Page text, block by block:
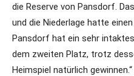
die Reserve von Pansdorf.
und die Niederlage hatte
Pansdorf hat ein sehr
dem zweiten Platz, trotz
Heimspiel natürlich